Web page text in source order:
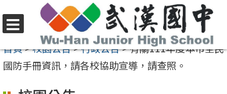
至
要
選
單
首頁>校園公告>行政公告>有關111年度本市全民
國防手冊資訊，請各校協助宣導，請查照。